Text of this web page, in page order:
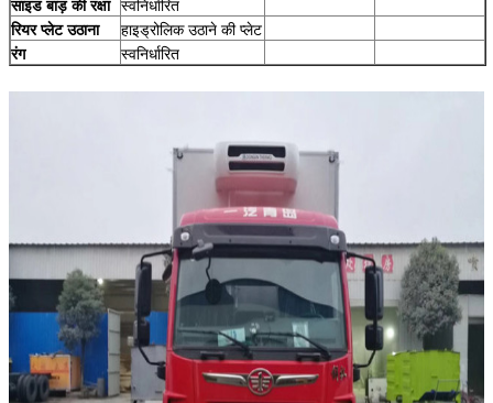
साइड बाड़ की रक्षा
स्वनिर्धारित
रियर प्लेट उठाना
हाइड्रोलिक उठाने की प्लेट
रंग
स्वनिर्धारित